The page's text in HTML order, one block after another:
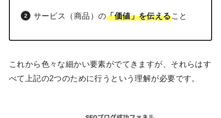
サービス（商品）の「価値」を伝えること
これから色々な細かい要素がでてきますが、それらはす
べて上記の2つのために行うという理解が必要です。